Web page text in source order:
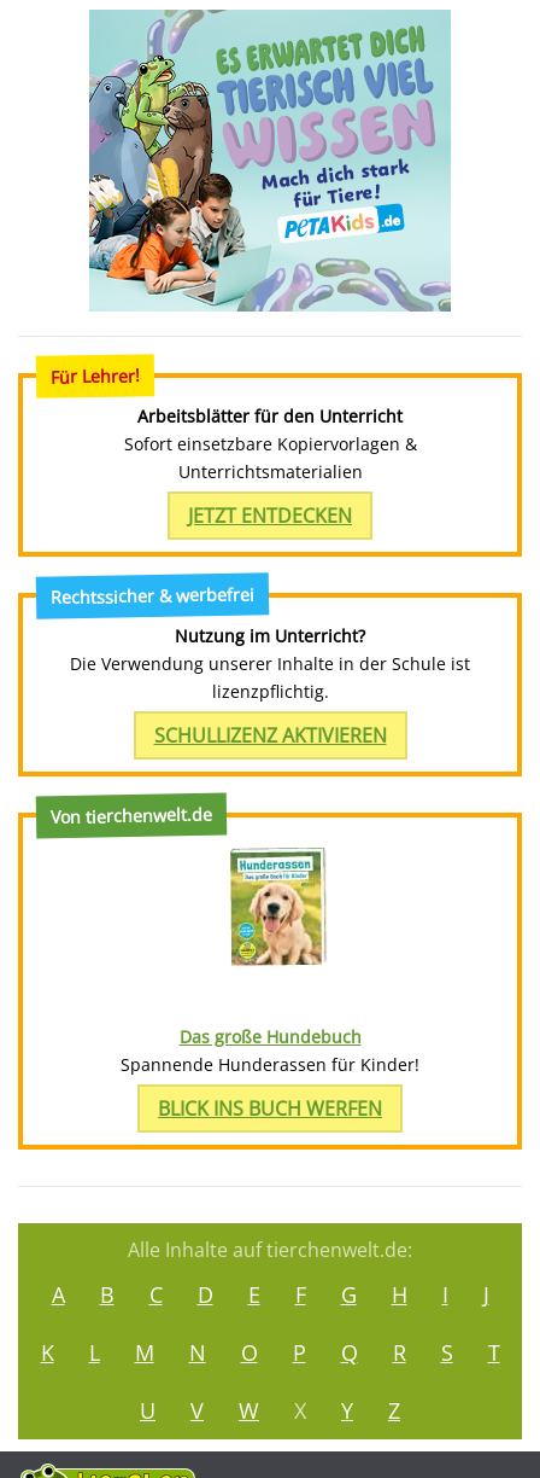
Für Lehrer!
Arbeitsblätter für den Unterricht
Sofort einsetzbare Kopiervorlagen &
Unterrichtsmaterialien
JETZT ENTDECKEN
Rechtssicher & werbefrei
Nutzung im Unterricht?
Die Verwendung unserer Inhalte in der Schule ist
lizenzpflichtig.
SCHULLIZENZ AKTIVIEREN
Von tierchenwelt.de
Das große Hundebuch
Spannende Hunderassen für Kinder!
BLICK INS BUCH WERFEN
Alle Inhalte auf tierchenwelt.de:
A B C D E F G H I
J
K
L M N O P Q R S
T
U
V W X Y Z